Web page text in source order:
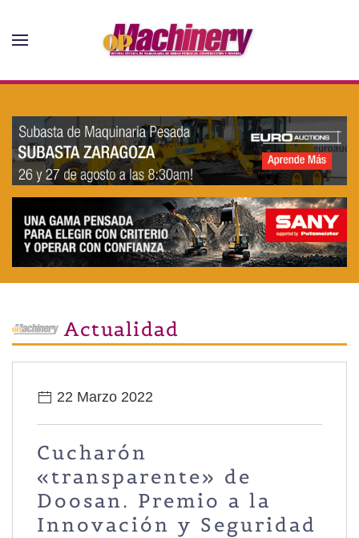
Skip to main content
Actualidad
22 Marzo 2022
Cucharón
«transparente» de
Doosan. Premio a la
Innovación y Seguridad